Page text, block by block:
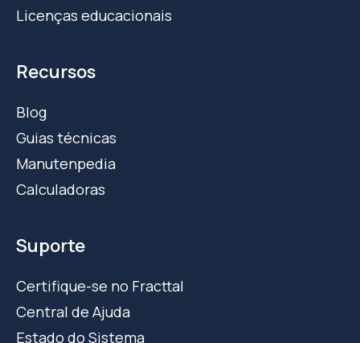
Licenças educacionais
Recursos
Blog
Guias técnicas
Manutenpedia
Calculadoras
Suporte
Certifique-se no Fracttal
Central de Ajuda
Estado do Sistema